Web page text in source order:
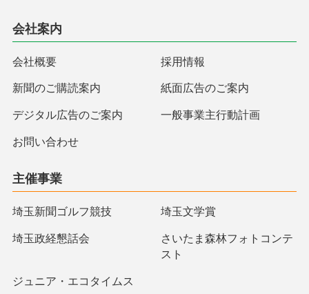
会社案内
会社概要 採用情報
新聞のご購読案内 紙面広告のご案内
デジタル広告のご案内 一般事業主行動計画
お問い合わせ
主催事業
埼玉新聞ゴルフ競技 埼玉文学賞
埼玉政経懇話会
さいたま森林フォトコンテ
スト
ジュニア・エコタイムス